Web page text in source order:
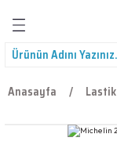
Anasayfa Lastik